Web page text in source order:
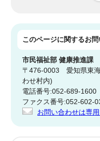
このページに関するお
市民福祉部健康推進課
〒476-0003 愛知県東
わせ村内)
電話番号:052-689-1600
ファクス番号:052-602-
お問い合わせは専